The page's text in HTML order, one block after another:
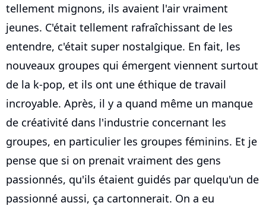
tellement mignons, ils avaient l'air vraiment
jeunes. C'était tellement rafraîchissant de les
entendre, c'était super nostalgique. En fait, les
nouveaux groupes qui émergent viennent surtout
de la k-pop, et ils ont une éthique de travail
incroyable. Après, il y a quand même un manque
de créativité dans l'industrie concernant les
groupes, en particulier les groupes féminins. Et je
pense que si on prenait vraiment des gens
passionnés, qu'ils étaient guidés par quelqu'un de
passionné aussi, ça cartonnerait. On a eu